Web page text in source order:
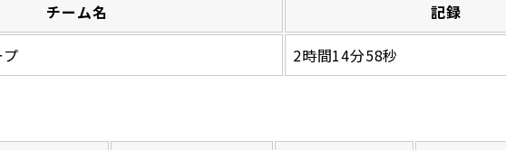
チーム名
記録
2時間14分58秒